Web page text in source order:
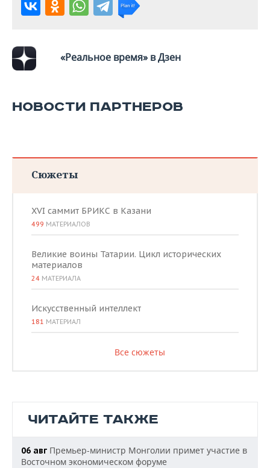
КИБЕРСПОРТ
ВОДНЫЕ ВИДЫ СПОРТА
КУЛЬТУРА
ОБРАЗОВАНИЕ
СПИСОК КОМПАНИЙ
«Реальное время» в Дзен
НОВОСТИ ПАРТНЕРОВ
Сюжеты
XVI саммит БРИКС в Казани
499 МАТЕРИАЛОВ
Великие воины Татарии. Цикл исторических
материалов
24 МАТЕРИАЛА
Искусственный интеллект
181 МАТЕРИАЛ
Все сюжеты
ЧИТАЙТЕ ТАКЖЕ
06 авг Премьер-министр Монголии примет участие в
Восточном экономическом форуме